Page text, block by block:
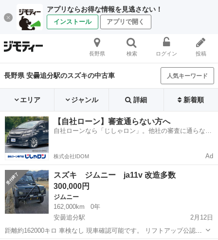
アプリならお得な情報を見逃さない！
インストール アプリで開く
長野県 検索 ログイン 投稿
長野県 安曇追分駅のスズキの中古車 人気キーワード
エリア ジャンル 詳細 新着順
【自社ローン】審査通らない方へ
自社ローンなら「じしゃロン」。他社の審査に通らなか
株式会社IDOM Ad
スズキ ジムニー ja11v 改造多数
300,000円
ジムニー
162,000km
0年
安曇追分駅
2月12日
距離約162000キロ 車検なし 現車確認可能です。 リフトアップ公認